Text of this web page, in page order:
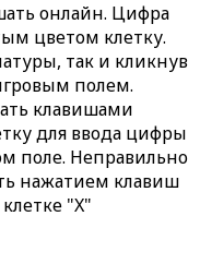
онлайн. Цифра
цветом клетку.
так и кликнув
полем.
клавишами
для ввода цифры
поле. Неправильно
нажатием клавиш
"X"